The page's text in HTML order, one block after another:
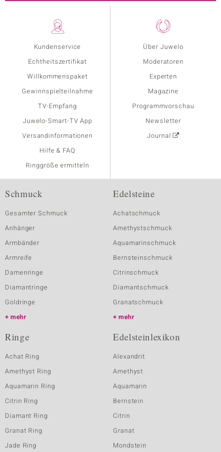
Kundenservice
Echtheitszertifikat
Willkommenspaket
Gewinnspielteilnahme
TV-Empfang
Juwelo-Smart-TV App
Versandinformationen
Hilfe & FAQ
Ringgröße ermitteln
Über Juwelo
Moderatoren
Experten
Magazine
Programmvorschau
Newsletter
Journal
Schmuck
Gesamter Schmuck
Anhänger
Armbänder
Armreife
Damenringe
Diamantringe
Goldringe
mehr
Edelsteine
Achatschmuck
Amethystschmuck
Aquamarinschmuck
Bernsteinschmuck
Citrinschmuck
Diamantschmuck
Granatschmuck
mehr
Ringe
Achat Ring
Amethyst Ring
Aquamarin Ring
Citrin Ring
Diamant Ring
Granat Ring
Jade Ring
Edelsteinlexikon
Alexandrit
Amethyst
Aquamarin
Bernstein
Citrin
Granat
Mondstein